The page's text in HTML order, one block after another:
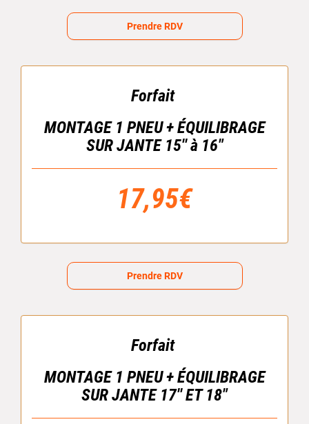
Prendre RDV
Forfait
MONTAGE 1 PNEU + ÉQUILIBRAGE
SUR JANTE 15'' à 16"
17,95€
Prendre RDV
Forfait
MONTAGE 1 PNEU + ÉQUILIBRAGE
SUR JANTE 17'' ET 18"